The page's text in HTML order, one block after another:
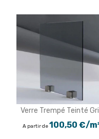
Verre Trempé Teinté
A partir de100,50 €/